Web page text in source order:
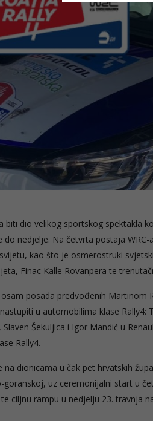
biti dio velikog sportskog spektakla
nedjelje. Na četvrta postaja
kao što je osmerostruki
Finac Kalle Rovanpera te
posada predvođenih Martinom
u automobilima klase
Šekuljica i Igor Mandić u
Rally4.
na dionicama u čak pet hrvatskih
goranskoj, uz ceremonijalni start u
ciljnu rampu u nedjelju 23. travnja